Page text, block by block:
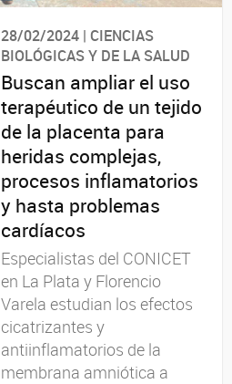
28/02/2024 | CIENCIAS
BIOLÓGICAS Y DE LA SALUD
Buscan ampliar el uso
terapéutico de un tejido
de la placenta para
heridas complejas,
procesos inflamatorios
y hasta problemas
cardíacos
Especialistas del CONICET
en La Plata y Florencio
Varela estudian los efectos
cicatrizantes y
antiinflamatorios de la
membrana amniótica a